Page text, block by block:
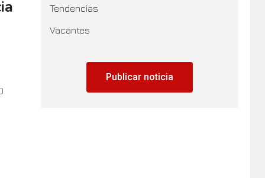
Tendencias
Vacantes
Publicar noticia